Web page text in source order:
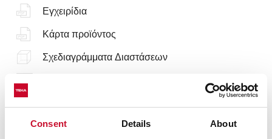
Consent Details About
Εγχειρίδια
Κάρτα προϊόντος
Σχεδιαγράμματα Διαστάσεων
Φύλλο πληροφοριών προϊόντος EU